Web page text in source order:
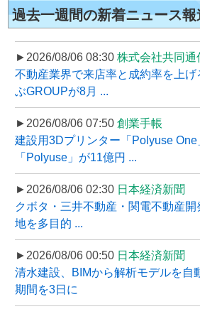
過去一週間の新着ニュース報
►2026/08/06 08:30 株式会社共同通
不動産業界で来店率と成約率を上げ
ぶGROUPが8月 ...
►2026/08/06 07:50 創業手帳
建設用3Dプリンター「Polyuse
「Polyuse」が11億円 ...
►2026/08/06 02:30 日本経済新聞
クボタ・三井不動産・関電不動産
地を多目的 ...
►2026/08/06 00:50 日本経済新聞
清水建設、BIMから解析モデルを自
期間を3日に